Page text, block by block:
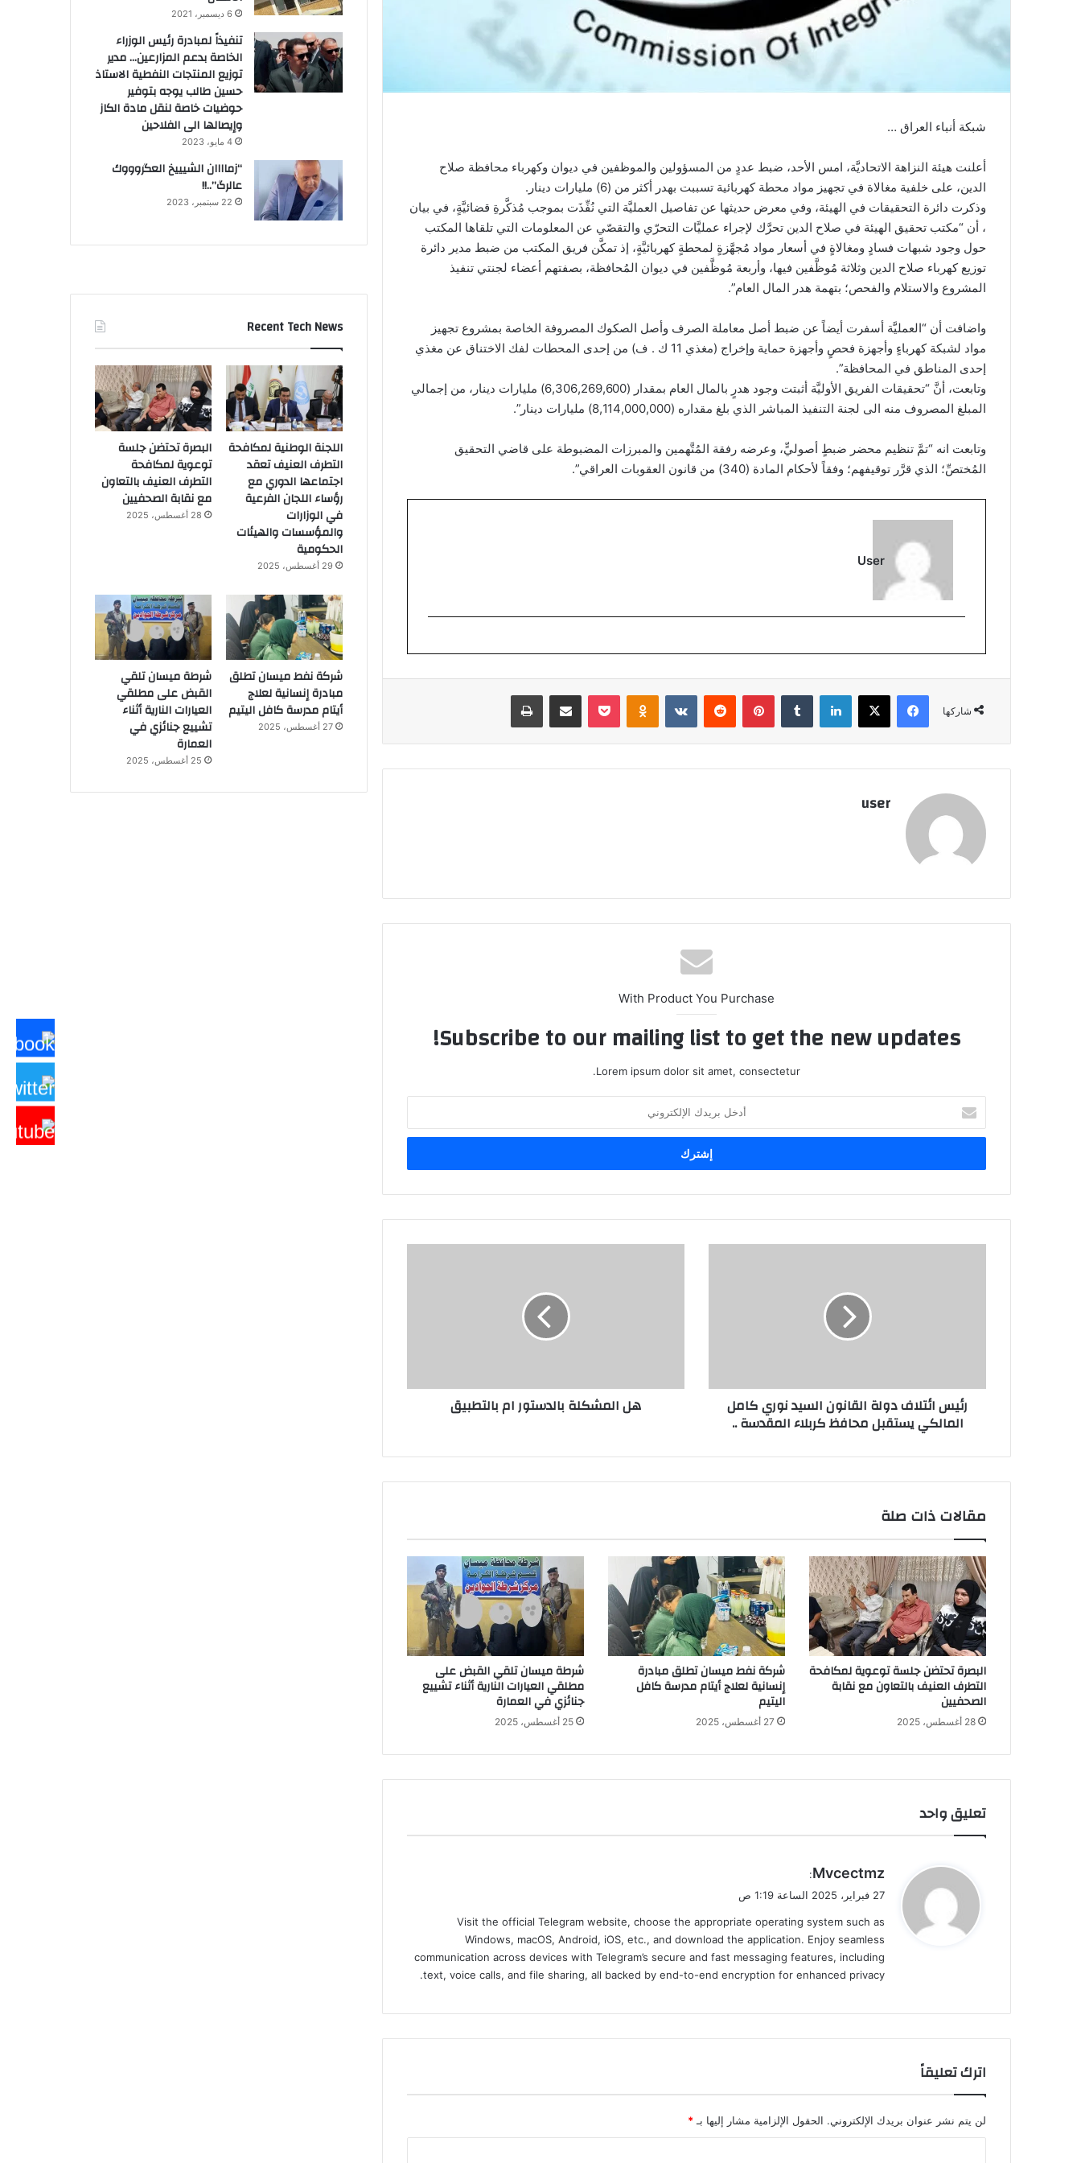
شبكة أنباء العراق …
أعلنت هيئة النزاهة الاتحاديَّة، امس الأحد، ضبط عددٍ من المسؤولين والموظفين في ديوان وكهرباء محافظة صلاح
الدين، على خلفية مغالاة في تجهيز مواد محطة كهربائية تسببت بهدر أكثر من (6) مليارات دينار.
وذكرت دائرة التحقيقات في الهيئة، وفي معرض حديثها عن تفاصيل العمليَّة التي نُفِّذَت بموجب مُذكَّرةِ قضائيَّةٍ، في بيان
، أن “مكتب تحقيق الهيئة في صلاح الدين تحرَّك لإجراء عمليَّات التحرّي والتقصّي عن المعلومات التي تلقاها المكتب
حول وجود شبهات فسادٍ ومغالاةٍ في أسعار مواد مُجهَّزةٍ لمحطةٍ كهربائيَّةٍ، إذ تمكَّن فريق المكتب من ضبط مدير دائرة
توزيع كهرباء صلاح الدين وثلاثة مُوظَّفين فيها، وأربعة مُوظَّفين في ديوان المُحافظة، بصفتهم أعضاء لجنتي تنفيذ
المشروع والاستلام والفحص؛ بتهمة هدر المال العام”.
واضافت أن “العمليَّة أسفرت أيضاً عن ضبط أصل معاملة الصرف وأصل الصكوك المصروفة الخاصة بمشروع تجهيز
مواد لشبكة كهرباءٍ وأجهزة فحصٍ وأجهزة حماية وإخراج (مغذي 11 ك . ف) من إحدى المحطات لفك الاختناق عن مغذي
إحدى المناطق في المحافظة”.
وتابعت، أنَّ “تحقيقات الفريق الأوليَّة أثبتت وجود هدرٍ بالمال العام بمقدار (6,306,269,600) مليارات دينار، من إجمالي
المبلغ المصروف منه الى لجنة التنفيذ المباشر الذي بلغ مقداره (8,114,000,000) مليارات دينار”.
وتابعت انه “تمَّ تنظيم محضر ضبطٍ أصوليٍّ، وعرضه رفقة المُتَّهمين والمبرزات المضبوطة على قاضي التحقيق
المُختصِّ؛ الذي قرَّر توقيفهم؛ وفقاً لأحكام المادة (340) من قانون العقوبات العراقي”.
User
شاركها
فيسبوك ‫X لينكدإن بينتيريست Odnoklassniki
‫Pocket مشاركة عبر البريد طباعة
user
With Product You Purchase
Subscribe to our mailing list to get the new updates!
Lorem ipsum dolor sit amet, consectetur.
بريدك
الإلكتروني
يستقبل
محافظ
كربلاء
..
رئيس ائتلاف دولة القانون السيد نوري كامل
المالكي يستقبل محافظ كربلاء المقدسة ..
هل المشكلة بالدستور ام بالتطبيق
مقالات ذات صلة
البصرة تحتضن جلسة توعوية لمكافحة
التطرف العنيف بالتعاون مع نقابة
الصحفيين
28 أغسطس، 2025
شركة نفط ميسان تطلق مبادرة
إنسانية لعلاج أيتام مدرسة كافل
اليتيم
27 أغسطس، 2025
شرطة ميسان تلقي القبض على
مطلقي العيارات النارية أثناء تشييع
جنائزي في العمارة
25 أغسطس، 2025
تعليق واحد
ي
ق
ل
Mvcectmz
:
27 فبراير، 2025 الساعة 1:19 ص
Visit the official Telegram website, choose the appropriate operating system such as
Windows, macOS, Android, iOS, etc., and download the application. Enjoy seamless
communication across devices with Telegram’s secure and fast messaging features, including
text, voice calls, and file sharing, all backed by end-to-end encryption for enhanced privacy.
اترك تعليقاً
لن يتم نشر عنوان بريدك الإلكتروني. الحقول الإلزامية مشار إليها بـ*
6 ديسمبر، 2021
تنفيذاً لمبادرة رئيس الوزراء
الخاصة بدعم المزارعين… مدير
توزيع المنتجات النفطية الاستاذ
حسين طالب يوجه بتوفير
حوضيات خاصة لنقل مادة الكاز
وإيصالها الى الفلاحين
4 مايو، 2023
“زماااان الشيييخ العگروووك
عالرگ”..!!
22 سبتمبر، 2023
Recent Tech News
اللجنة الوطنية لمكافحة
التطرف العنيف تعقد
اجتماعها الدوري مع
رؤساء اللجان الفرعية
في الوزارات
والمؤسسات والهيئات
الحكومية
29 أغسطس، 2025
البصرة تحتضن جلسة
توعوية لمكافحة
التطرف العنيف بالتعاون
مع نقابة الصحفيين
28 أغسطس، 2025
شركة نفط ميسان تطلق
مبادرة إنسانية لعلاج
أيتام مدرسة كافل اليتيم
27 أغسطس، 2025
شرطة ميسان تلقي
القبض على مطلقي
العيارات النارية أثناء
تشييع جنائزي في
العمارة
25 أغسطس، 2025